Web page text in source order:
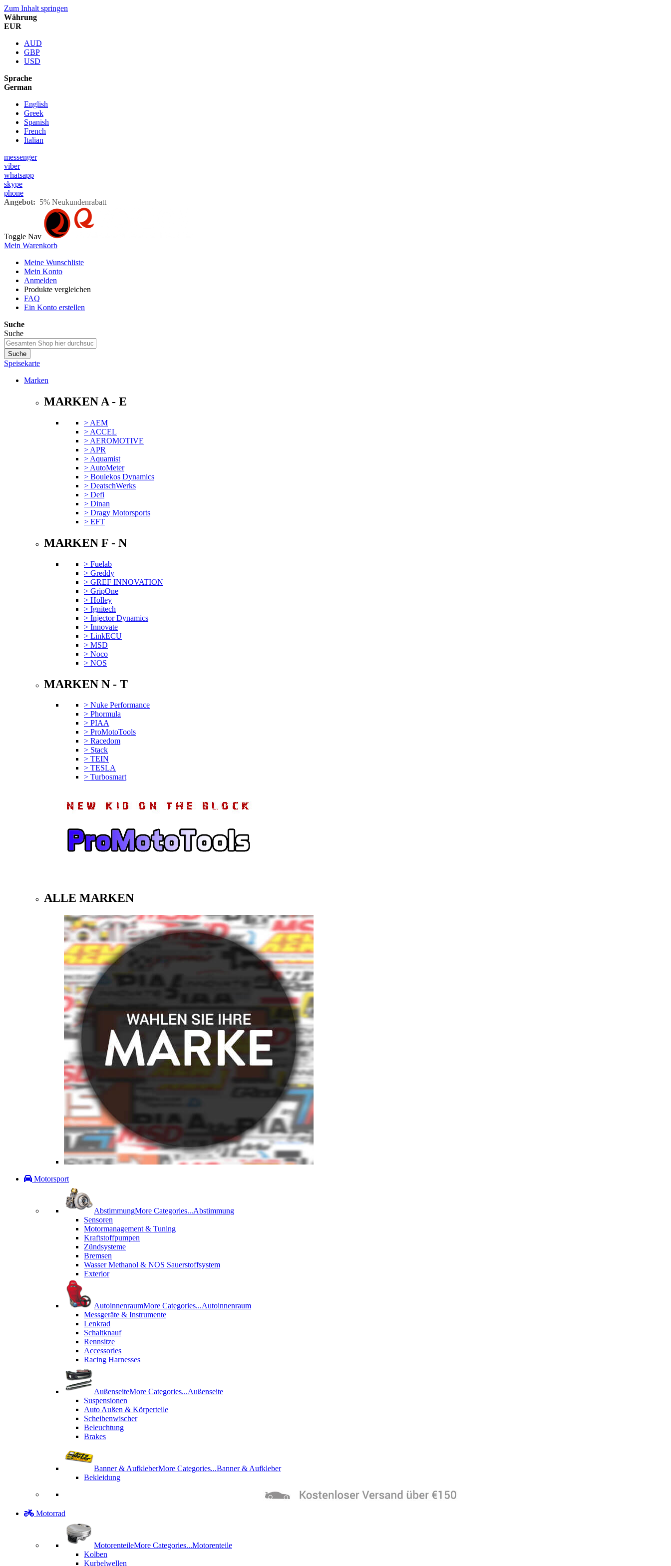
Zum Inhalt springen
Währung
EUR
AUD
GBP
USD
Sprache
German
English
Greek
Spanish
French
Italian
messenger
viber
whatsapp
skype
phone
Angebot: 5% Neukundenrabatt
Toggle Nav
Mein Warenkorb
Meine Wunschliste
Mein Konto
Anmelden
Produkte vergleichen
FAQ
Ein Konto erstellen
Suche
Suche
Suche
Speisekarte
Marken
MARKEN A - E
> AEM
> ACCEL
> AEROMOTIVE
> APR
> Aquamist
> AutoMeter
> Boulekos Dynamics
> DeatschWerks
> Defi
> Dinan
> Dragy Motorsports
> EFT
MARKEN F - N
> Fuelab
> Greddy
> GREF INNOVATION
> GripOne
> Holley
> Ignitech
> Injector Dynamics
> Innovate
> LinkECU
> MSD
> Noco
> NOS
MARKEN N - T
> Nuke Performance
> Phormula
> PIAA
> ProMotoTools
> Racedom
> Stack
> TEIN
> TESLA
> Turbosmart
ALLE MARKEN
Motorsport
AbstimmungMore Categories...Abstimmung
Sensoren
Motormanagement & Tuning
Kraftstoffpumpen
Zündsysteme
Bremsen
Wasser Methanol & NOS Sauerstoffsystem
Exterior
AutoinnenraumMore Categories...Autoinnenraum
Messgeräte & Instrumente
Lenkrad
Schaltknauf
Rennsitze
Accessories
Racing Harnesses
AußenseiteMore Categories...Außenseite
Suspensionen
Auto Außen & Körperteile
Scheibenwischer
Beleuchtung
Brakes
Banner & AufkleberMore Categories...Banner & Aufkleber
Bekleidung
Motorrad
MotorenteileMore Categories...Motorenteile
Kolben
Kurbelwellen